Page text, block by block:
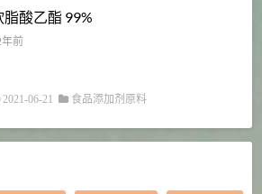
脂酸乙酯 99%
年前
2021-06-21 食品添加剂原料